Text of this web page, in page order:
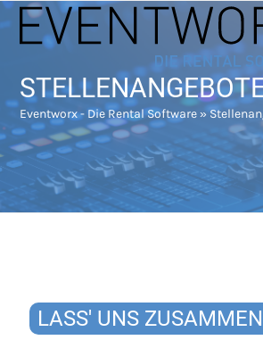
Skip
to
Open
mobile
menu
Close
mobile
menu
Eventworx - Die Rental Software»
LASS' UNS